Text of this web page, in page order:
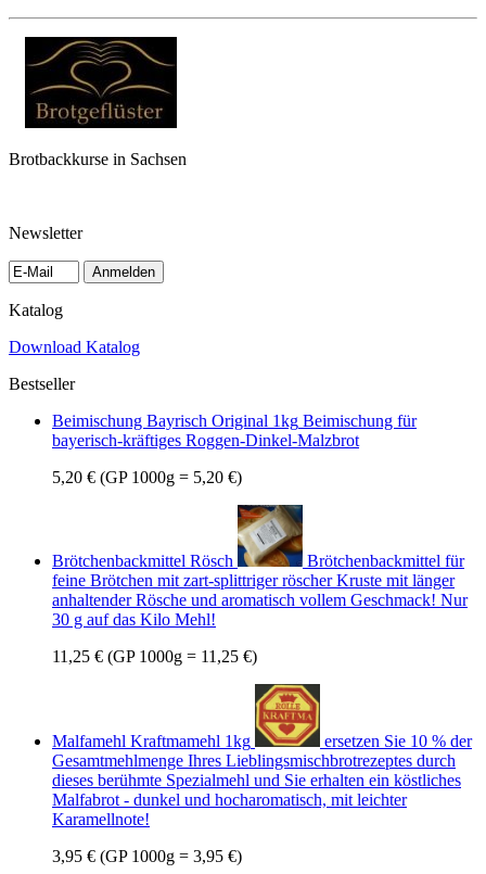
Brotbackkurse in Sachsen
Newsletter
Anmelden
Katalog
Download Katalog
Bestseller
Beimischung Bayrisch Original 1kg Beimischung für
bayerisch-kräftiges Roggen-Dinkel-Malzbrot
5,20 € (GP 1000g = 5,20 €)
Brötchenbackmittel Rösch
Brötchenbackmittel für
feine Brötchen mit zart-splittriger röscher Kruste mit länger
anhaltender Rösche und aromatisch vollem Geschmack! Nur
30 g auf das Kilo Mehl!
11,25 € (GP 1000g = 11,25 €)
Malfamehl Kraftmamehl 1kg
ersetzen Sie 10 % der
Gesamtmehlmenge Ihres Lieblingsmischbrotrezeptes durch
dieses berühmte Spezialmehl und Sie erhalten ein köstliches
Malfabrot - dunkel und hocharomatisch, mit leichter
Karamellnote!
3,95 € (GP 1000g = 3,95 €)